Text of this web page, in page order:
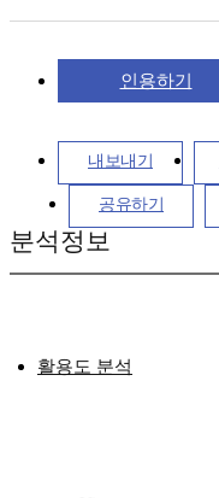
인용하기
내보내기
공유하기
분석정보
활용도 분석